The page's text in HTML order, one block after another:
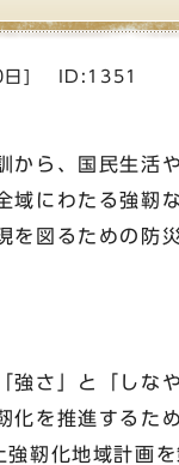
ID:1351
から、国民生活
域にわたる強靭
を図るための防
強さ」と「しな
化を推進するた
靭化地域計画を